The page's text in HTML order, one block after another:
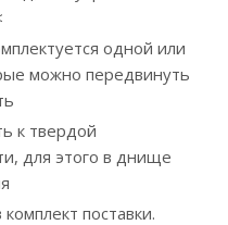
одной или
можно передвинуть
к твердой
для этого в днище
поставки.